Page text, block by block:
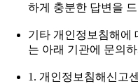
하게 충분한 답변을
기타 개인정보침해에
는 아래 기관에 문의
1. 개인정보침해신고